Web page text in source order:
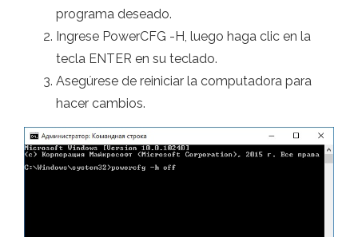
programa deseado.
Ingrese PowerCFG -H, luego haga clic en la
tecla ENTER en su teclado.
Asegúrese de reiniciar la computadora para
hacer cambios.